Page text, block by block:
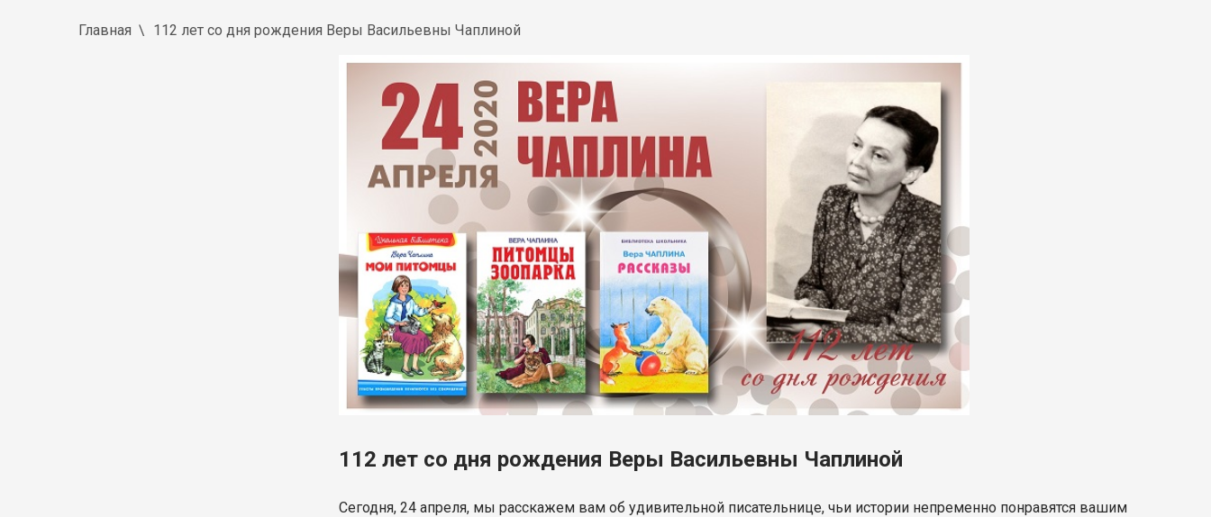
Главная 112 лет со дня рождения Веры Васильевны Чаплиной
112 лет со дня рождения Веры Васильевны Чаплиной
Сегодня, 24 апреля, мы расскажем вам об удивительной писательнице, чьи истории непременно понравятся вашим